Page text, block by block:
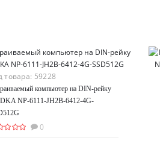
товара: 59228
компьютер на DIN-рейку
NP-6111-JH2B-6412-4G-
0